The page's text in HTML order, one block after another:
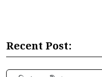
Recent Post: